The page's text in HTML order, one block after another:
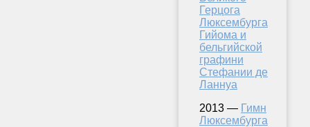
Герцога
Люксембурга
Гийома и
бельгийской
графини
Стефании де
Ланнуа
2013 — Гимн
Люксембурга